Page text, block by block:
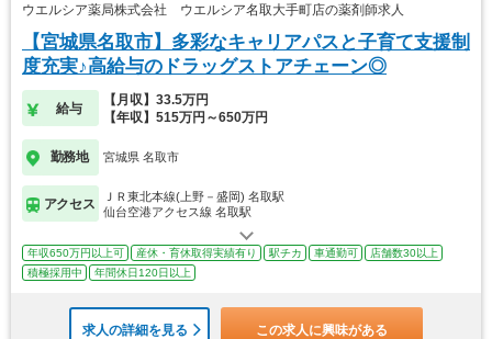
ウエルシア薬局株式会社 ウエルシア名取大手町店の薬剤師求人
【宮城県名取市】多彩なキャリアパスと子育て支援制
度充実♪高給与のドラッグストアチェーン◎
給与
【月収】33.5万円
【年収】515万円～650万円
勤務地 宮城県 名取市
アクセス
ＪＲ東北本線(上野－盛岡) 名取駅
仙台空港アクセス線 名取駅
年収650万円以上可 産休・育休取得実績有り 駅チカ 車通勤可
店舗数30以上
積極採用中
年間休日120日以上
求人の詳細を見る この求人に興味がある